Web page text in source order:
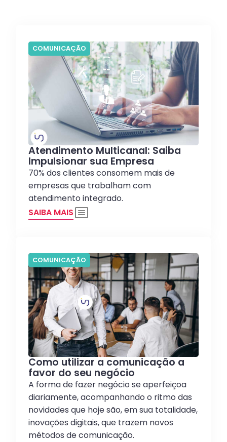
COMUNICAÇÃO
Atendimento Multicanal: Saiba
Impulsionar sua Empresa
70% dos clientes consomem mais de
empresas que trabalham com
atendimento integrado.
SAIBA MAIS
COMUNICAÇÃO
Como utilizar a comunicação a
favor do seu negócio
A forma de fazer negócio se aperfeiçoa
diariamente, acompanhando o ritmo das
novidades que hoje são, em sua totalidade,
inovações digitais, que trazem novos
métodos de comunicação.